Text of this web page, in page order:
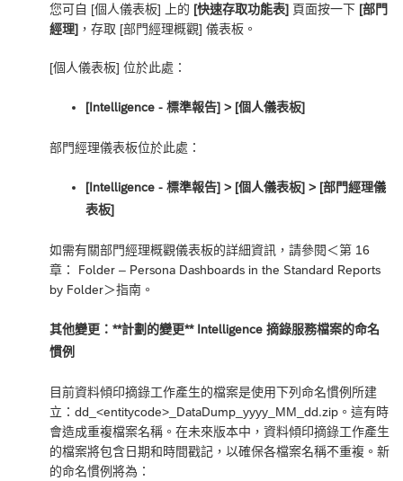
您可自 [個人儀表板] 上的 [快速存取功能表] 頁面按一下 [部門
經理] ，存取 [部門經理概觀] 儀表板。
[個人儀表板] 位於此處：
[Intelligence - 標準報告] ‎> [個人儀表板]
部門經理儀表板位於此處：
[Intelligence - 標準報告] ‎> [個人儀表板] > [部門經理儀
表板]
如需有關部門經理概觀儀表板的詳細資訊，請參閱＜第 16
章： Folder – Persona Dashboards in the Standard Reports
by Folder＞指南。
其他變更：**計劃的變更** Intelligence 摘錄服務檔案的命名
慣例
目前資料傾印摘錄工作產生的檔案是使用下列命名慣例所建
立： dd_<entitycode>_DataDump_yyyy_MM_dd.zip 。這有時
會造成重複檔案名稱。在未來版本中，資料傾印摘錄工作產生
的檔案將包含日期和時間戳記，以確保各檔案名稱不重複。新
的命名慣例將為：